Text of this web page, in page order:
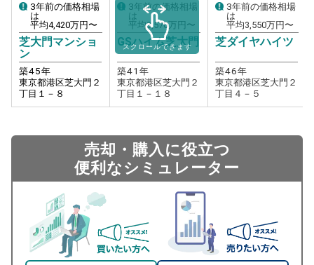
3年前の価格相場
は
平均4,420万円〜
芝大門マンショ
ン
築45年
東京都港区芝大門２
丁目１－８
3年前の価格相場
は
平均3,570万円〜
GSハイム芝大門
築41 年
東京都港区芝大門２
丁目１－１８
3年前の価格相場
は
平均3,550万円〜
芝ダイヤハイツ
築46年
東京都港区芝大門２
丁目４－５
スクロールできます
売却・購入に役立つ
便利なシミュレーター